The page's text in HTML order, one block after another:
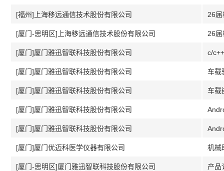
[福州]上海移远通信技术股份有限公司
[厦门-思明区]上海移远通信技术股份有限公司
[厦门]厦门雅迅智联科技股份有限公司 c/
[厦门]厦门雅迅智联科技股份有限公司 车载
[厦门]厦门雅迅智联科技股份有限公司 车载
[厦门]厦门雅迅智联科技股份有限公司
[厦门]厦门雅迅智联科技股份有限公司
[厦门]厦门优迈科医学仪器有限公司 机械
[厦门-思明区]厦门雅迅智联科技股份有限公司 产品